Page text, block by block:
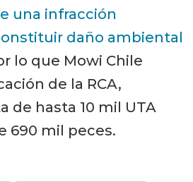
una infracción
daño ambiental
lo que Mowi Chile
de la RCA,
de hasta 10 mil UTA
690 mil peces.